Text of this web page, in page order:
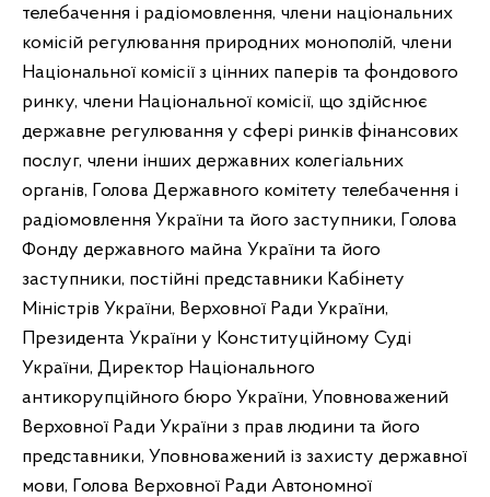
телебачення і радіомовлення, члени національних
комісій регулювання природних монополій, члени
Національної комісії з цінних паперів та фондового
ринку, члени Національної комісії, що здійснює
державне регулювання у сфері ринків фінансових
послуг, члени інших державних колегіальних
органів, Голова Державного комітету телебачення і
радіомовлення України та його заступники, Голова
Фонду державного майна України та його
заступники, постійні представники Кабінету
Міністрів України, Верховної Ради України,
Президента України у Конституційному Суді
України, Директор Національного
антикорупційного бюро України, Уповноважений
Верховної Ради України з прав людини та його
представники, Уповноважений із захисту державної
мови, Голова Верховної Ради Автономної